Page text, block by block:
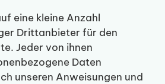
eine kleine Anzahl
Drittanbieter für den
Jeder von ihnen
Daten
unseren Anweisungen und